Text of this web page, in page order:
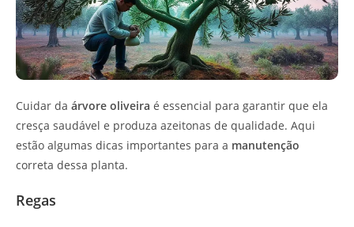
Cuidar da árvore oliveira é essencial para garantir que ela
cresça saudável e produza azeitonas de qualidade. Aqui
estão algumas dicas importantes para a manutenção
correta dessa planta.
Regas